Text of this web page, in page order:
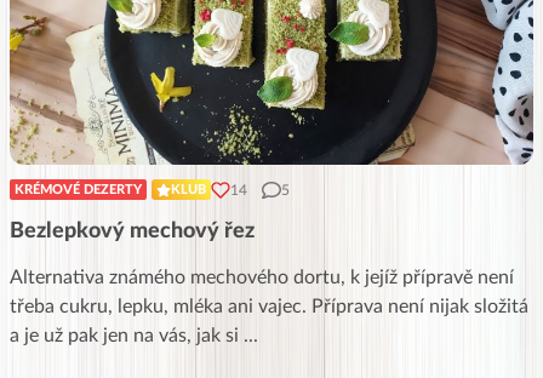
KRÉMOVÉ DEZERTY KLUB 14 5
Bezlepkový mechový řez
Alternativa známého mechového dortu, k jejíž přípravě není
třeba cukru, lepku, mléka ani vajec. Příprava není nijak složitá
a je už pak jen na vás, jak si ...